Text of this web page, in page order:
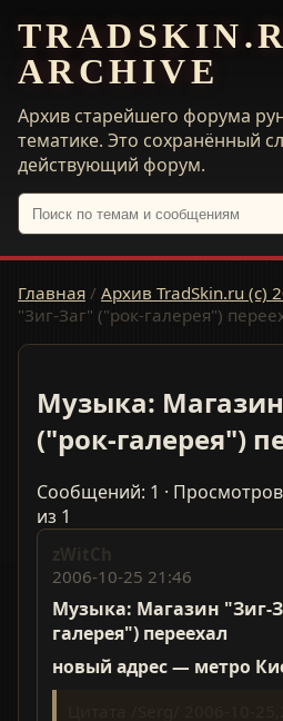
ARCHIVE
Архив старейшего форума
тематике. Это сохранённый
действующий форум.
Главная / Архив TradSkin.ru (с)
"Зиг-Заг" ("рок-галерея")
Музыка:
("рок-галерея")
Сообщений: 1 ·
из 1
zWitCh
2006-10-25 21:46
Музыка: Магазин "Зиг-
галерея") переехал
новый адрес — метро